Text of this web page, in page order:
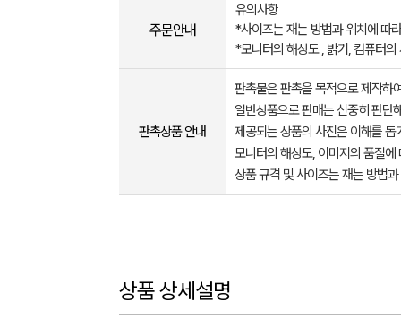
주문안내
유의사항
*사이즈는 재는 방법과 위치에 따
*모니터의 해상도 , 밝기, 컴퓨터
판촉상품 안내
판촉물은 판촉을 목적으로 제작하
일반상품으로 판매는 신중히 판단
제공되는 상품의 사진은 이해를
모니터의 해상도, 이미지의 품질
상품 규격 및 사이즈는 재는 방법
상품 상세설명